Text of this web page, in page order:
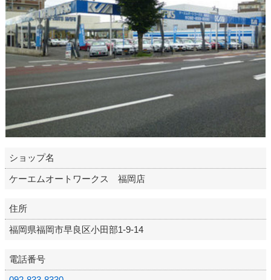
ショップ名
ケーエムオートワークス 福岡店
住所
福岡県福岡市早良区小田部1-9-14
電話番号